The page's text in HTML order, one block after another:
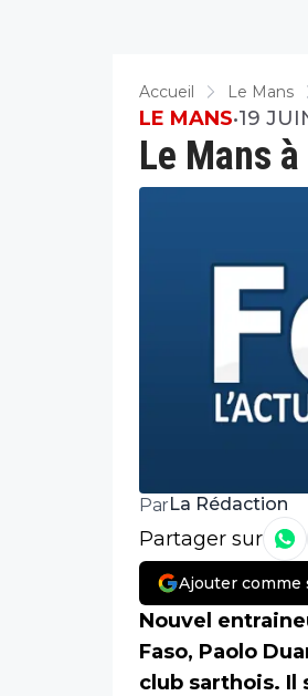
Accueil Le Mans
Le Mans
LE MANS•19
Par La Rédaction
Partager sur
Ajouter comme
Nouvel
Faso, Paolo
club sarthois. Il